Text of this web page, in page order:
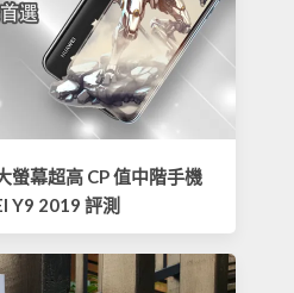
螢幕超高 CP 值中階手機
Y9 2019 評測